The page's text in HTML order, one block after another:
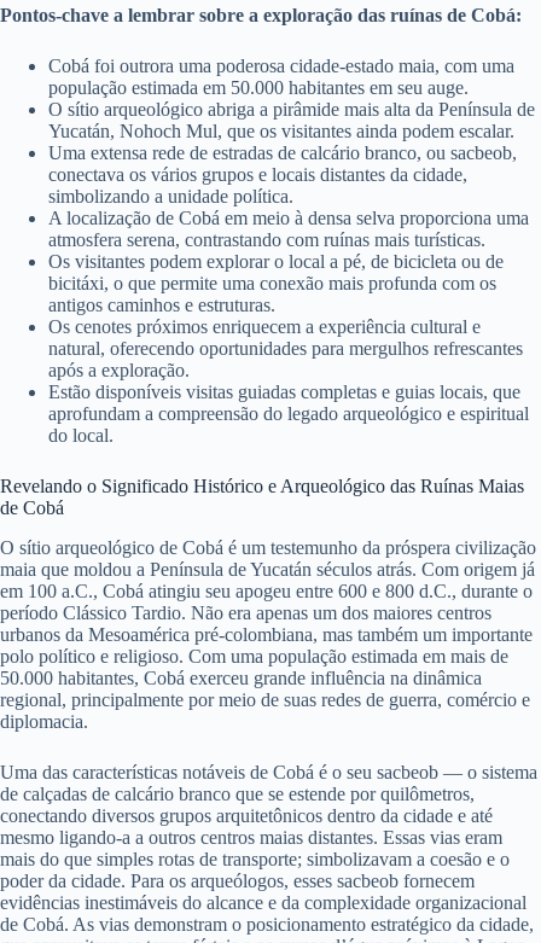
Pontos-chave a lembrar sobre a exploração das ruínas de Cobá:
Cobá foi outrora uma poderosa cidade-estado maia, com uma
população estimada em 50.000 habitantes em seu auge.
O sítio arqueológico abriga a pirâmide mais alta da Península de
Yucatán, Nohoch Mul, que os visitantes ainda podem escalar.
Uma extensa rede de estradas de calcário branco, ou sacbeob,
conectava os vários grupos e locais distantes da cidade,
simbolizando a unidade política.
A localização de Cobá em meio à densa selva proporciona uma
atmosfera serena, contrastando com ruínas mais turísticas.
Os visitantes podem explorar o local a pé, de bicicleta ou de
bicitáxi, o que permite uma conexão mais profunda com os
antigos caminhos e estruturas.
Os cenotes próximos enriquecem a experiência cultural e
natural, oferecendo oportunidades para mergulhos refrescantes
após a exploração.
Estão disponíveis visitas guiadas completas e guias locais, que
aprofundam a compreensão do legado arqueológico e espiritual
do local.
Revelando o Significado Histórico e Arqueológico das Ruínas Maias
de Cobá
O sítio arqueológico de Cobá é um testemunho da próspera civilização
maia que moldou a Península de Yucatán séculos atrás. Com origem já
em 100 a.C., Cobá atingiu seu apogeu entre 600 e 800 d.C., durante o
período Clássico Tardio. Não era apenas um dos maiores centros
urbanos da Mesoamérica pré-colombiana, mas também um importante
polo político e religioso. Com uma população estimada em mais de
50.000 habitantes, Cobá exerceu grande influência na dinâmica
regional, principalmente por meio de suas redes de guerra, comércio e
diplomacia.
Uma das características notáveis ​​de Cobá é o seu sacbeob — o sistema
de calçadas de calcário branco que se estende por quilômetros,
conectando diversos grupos arquitetônicos dentro da cidade e até
mesmo ligando-a a outros centros maias distantes. Essas vias eram
mais do que simples rotas de transporte; simbolizavam a coesão e o
poder da cidade. Para os arqueólogos, esses sacbeob fornecem
evidências inestimáveis ​​do alcance e da complexidade organizacional
de Cobá. As vias demonstram o posicionamento estratégico da cidade,